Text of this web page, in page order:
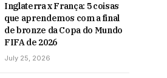
Inglaterra x França: 5 coisas
que aprendemos com a final
de bronze da Copa do Mundo
FIFA de 2026
July 25, 2026